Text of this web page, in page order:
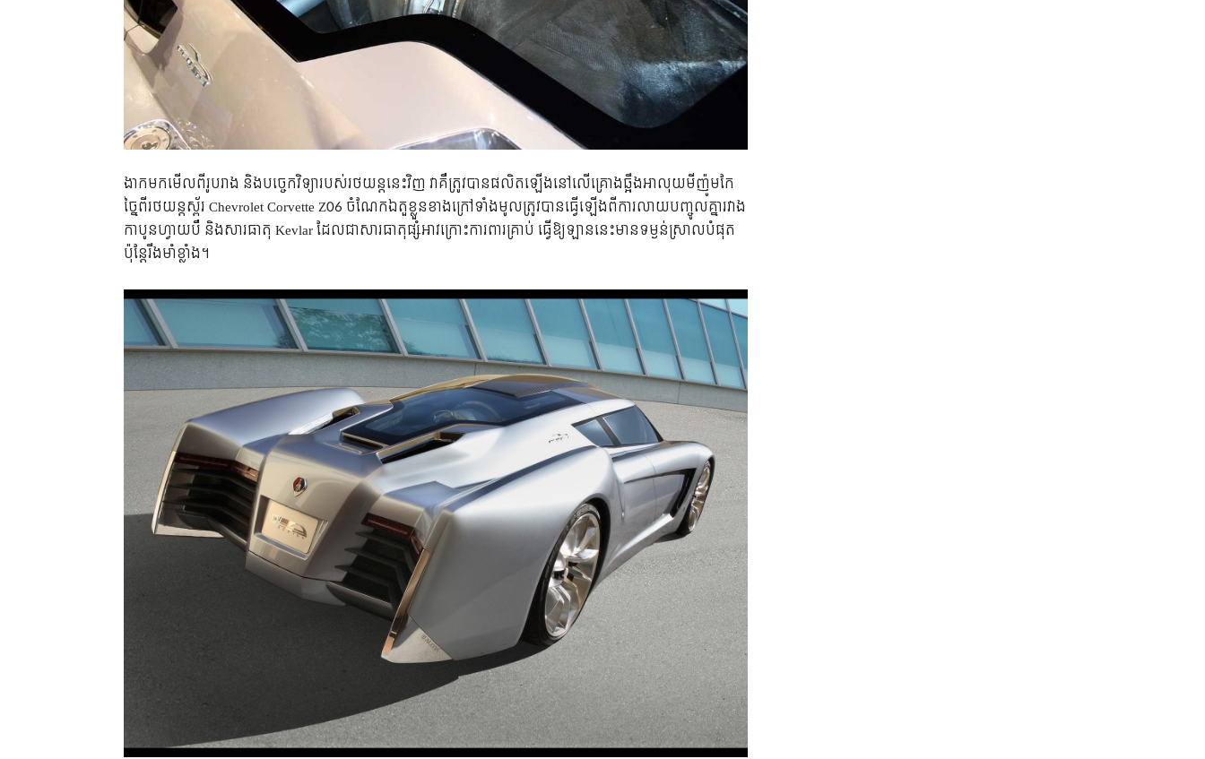
ងាកមកមើលពីរូបរាង និងបច្ចេកវិទ្យារបស់រថយន្តនេះវិញ វាគឺត្រូវបានផលិតឡើងនៅលើគ្រោងឆ្អឹងអាលុយមីញ៉ូមកែ
ច្នៃពីរថយន្តស្ព័រ Chevrolet Corvette Z06 ចំណែកឯតួខ្លួនខាងក្រៅទាំងមូលត្រូវបានធ្វើឡើងពីការលាយបញ្ចូលគ្នារវាង
កាបូនហ្វាយបឺ និងសារធាតុ Kevlar ដែលជាសារធាតុផ្សំអាវក្រោះការពារគ្រាប់ ធ្វើឱ្យឡាននេះមានទម្ងន់ស្រាលបំផុត
ប៉ុន្តែរឹងមាំខ្លាំង។